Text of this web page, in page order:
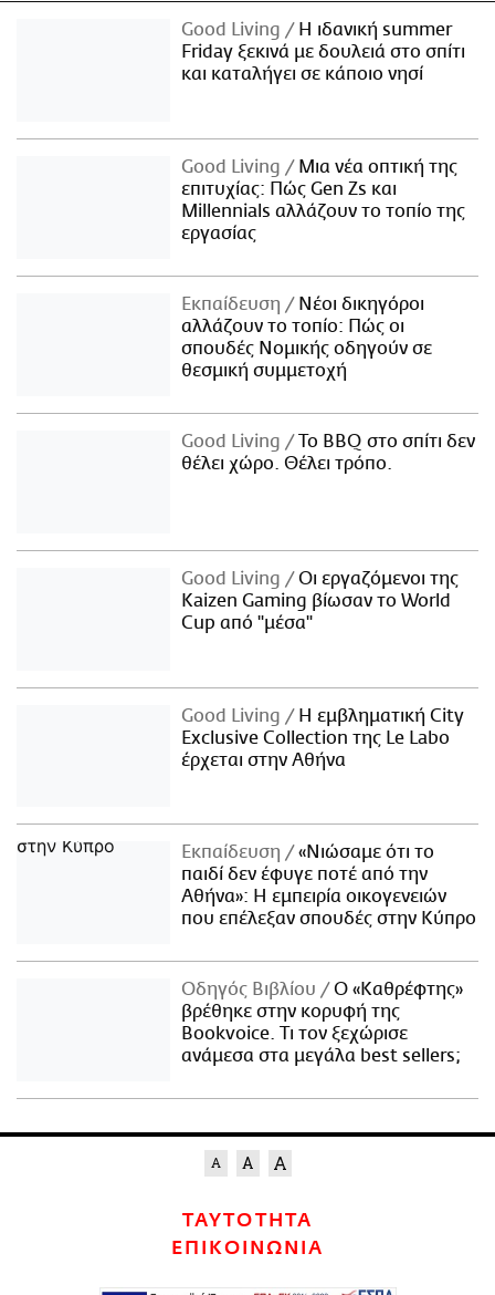
Good Living
Η ιδανική summer
Friday ξεκινά με δουλειά στο σπίτι
και καταλήγει σε κάποιο νησί
Good Living
Μια νέα οπτική της
επιτυχίας: Πώς Gen Zs και
Millennials αλλάζουν το τοπίο της
εργασίας
Εκπαίδευση
Νέοι δικηγόροι
αλλάζουν το τοπίο: Πώς οι
σπουδές Νομικής οδηγούν σε
θεσμική συμμετοχή
Good Living
Το BBQ στο σπίτι δεν
θέλει χώρο. Θέλει τρόπο.
Good Living
Οι εργαζόμενοι της
Kaizen Gaming βίωσαν το World
Cup από "μέσα"
Good Living
Η εμβληματική City
Exclusive Collection της Le Labo
έρχεται στην Αθήνα
Εκπαίδευση
«Νιώσαμε ότι το
παιδί δεν έφυγε ποτέ από την
Αθήνα»: Η εμπειρία οικογενειών
που επέλεξαν σπουδές στην Κύπρο
Οδηγός Βιβλίου
Ο «Καθρέφτης»
βρέθηκε στην κορυφή της
Bookvoice. Τι τον ξεχώρισε
ανάμεσα στα μεγάλα best sellers;
ΤΑΥΤΟΤΗΤΑ
ΕΠΙΚΟΙΝΩΝΙΑ